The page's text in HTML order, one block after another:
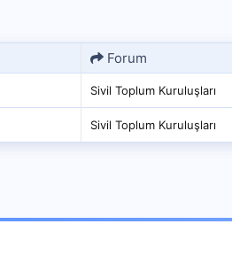
Forum
Sivil Toplum Kuruluşları
Sivil Toplum Kuruluşları